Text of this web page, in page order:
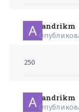
andrikm
250
andrikm